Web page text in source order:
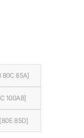
80C 85A]
100AB]
85D]